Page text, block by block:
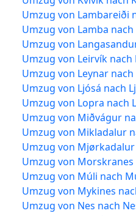
Umzug von Lambareiði
Umzug von Lamba nach
Umzug von
Umzug von Leirvík nach
Umzug von Leynar
Umzug von Ljósá nach
Umzug von Lopra nach
Umzug von Miðvágur
Umzug von Mikladalur
Umzug von
Umzug von
Umzug von Múli nach
Umzug von Mykines
Umzug von Nes nach